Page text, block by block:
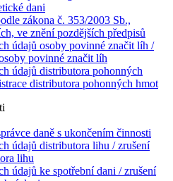
dani
zákona č. 353/2003 Sb.,
ve znění pozdějších předpisů
údajů osoby povinné značit líh /
povinné značit líh
údajů distributora pohonných
distributora pohonných hmot
daně s ukončením činnosti
údajů distributora lihu / zrušení
lihu
údajů ke spotřební dani / zrušení